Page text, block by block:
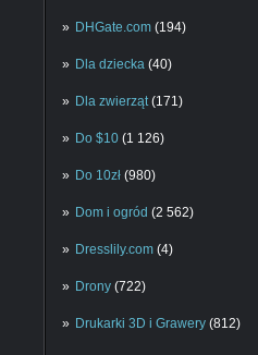
DHGate.com (194)
Dla dziecka (40)
Dla zwierząt(171)
Do $10 (1 126)
Do 10zł (980)
Dom i ogród (2 562)
Dresslily.com (4)
Drony (722)
Drukarki 3D i Grawery (812)